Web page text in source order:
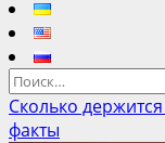
Найти:
Сколько
факты